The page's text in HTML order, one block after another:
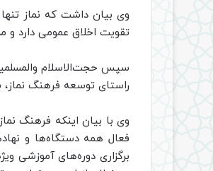
وی بیان داشت که نماز
تقویت اخلاق عمومی دارد و
سپس حجت‌الاسلام
راستای توسعه فرهنگ
وی با بیان اینکه فرهنگ
فعال همه دستگاه‌ها و
برگزاری دوره‌های آموزشی